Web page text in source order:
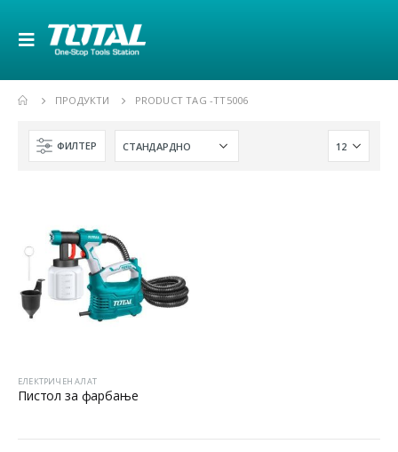
ПРОДУКТИ PRODUCT TAG -TT5006
ФИЛТЕР
ЕЛЕКТРИЧЕН АЛАТ
Пистол за фарбање